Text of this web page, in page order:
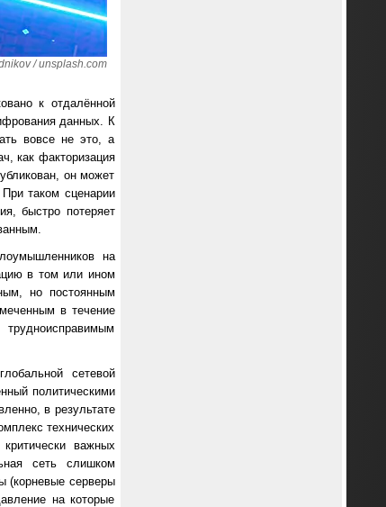
/ unsplash.com
к отдалённой
данных. К
вовсе не это, а
как факторизация
он может
таком сценарии
быстро потеряет
на
в том или ином
но постоянным
в течение
сетевой
политическими
в результате
технических
важных
сеть слишком
(корневые серверы
на которые